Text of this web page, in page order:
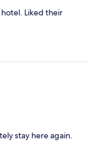
Liked their
stay here again.